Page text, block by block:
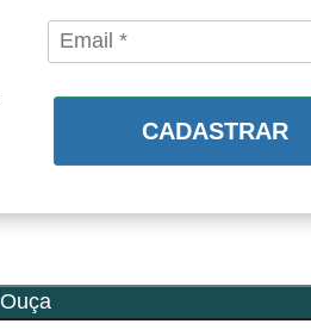
CADASTRAR